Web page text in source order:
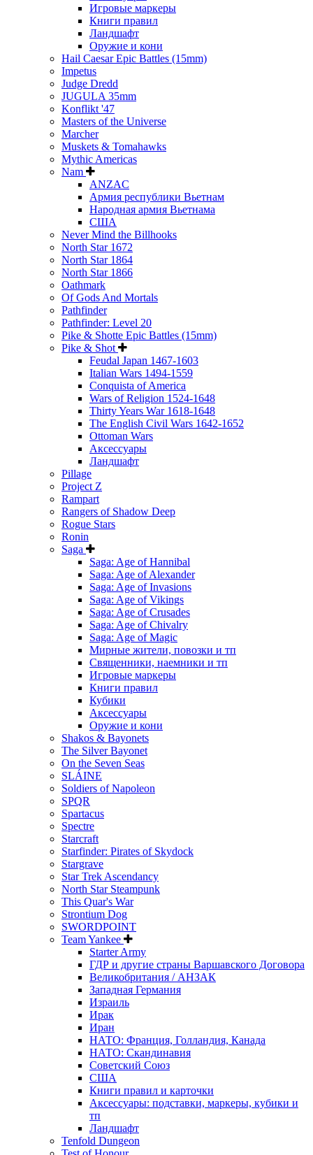
Игровые маркеры
Книги правил
Ландшафт
Оружие и кони
Hail Caesar Epic Battles (15mm)
Impetus
Judge Dredd
JUGULA 35mm
Konflikt '47
Masters of the Universe
Marcher
Muskets & Tomahawks
Mythic Americas
Nam
ANZAC
Армия республики Вьетнам
Народная армия Вьетнама
США
Never Mind the Billhooks
North Star 1672
North Star 1864
North Star 1866
Oathmark
Of Gods And Mortals
Pathfinder
Pathfinder: Level 20
Pike & Shotte Epic Battles (15mm)
Pike & Shot
Feudal Japan 1467-1603
Italian Wars 1494-1559
Conquista of America
Wars of Religion 1524-1648
Thirty Years War 1618-1648
The English Civil Wars 1642-1652
Ottoman Wars
Аксессуары
Ландшафт
Pillage
Project Z
Rampart
Rangers of Shadow Deep
Rogue Stars
Ronin
Saga
Saga: Age of Hannibal
Saga: Age of Alexander
Saga: Age of Invasions
Saga: Age of Vikings
Saga: Age of Crusades
Saga: Age of Chivalry
Saga: Age of Magic
Мирные жители, повозки и тп
Священники, наемники и тп
Игровые маркеры
Книги правил
Кубики
Аксессуары
Оружие и кони
Shakos & Bayonets
The Silver Bayonet
On the Seven Seas
SLÁINE
Soldiers of Napoleon
SPQR
Spartacus
Spectre
Starcraft
Starfinder: Pirates of Skydock
Stargrave
Star Trek Ascendancy
North Star Steampunk
This Quar's War
Strontium Dog
SWORDPOINT
Team Yankee
Starter Army
ГДР и другие страны Варшавского Договора
Великобритания / АНЗАК
Западная Германия
Израиль
Ирак
Иран
НАТО: Франция, Голландия, Канада
НАТО: Скандинавия
Советский Союз
США
Книги правил и карточки
Аксессуары: подставки, маркеры, кубики и
тп
Ландшафт
Tenfold Dungeon